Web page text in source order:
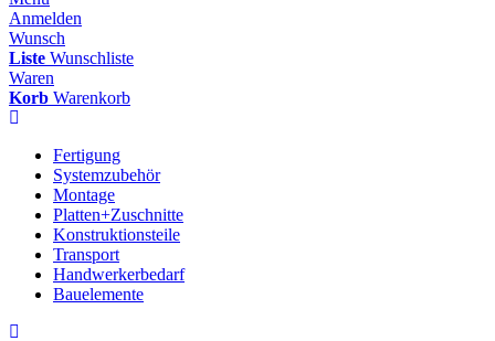
Anmelden
Wunsch
Liste Wunschliste
Waren
Korb Warenkorb
Fertigung
Systemzubehör
Montage
Platten+Zuschnitte
Konstruktionsteile
Transport
Handwerkerbedarf
Bauelemente